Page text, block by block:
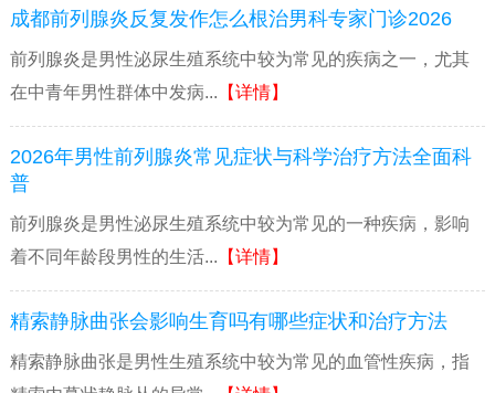
成都前列腺炎反复发作怎么根治男科专家门诊2026
前列腺炎是男性泌尿生殖系统中较为常见的疾病之一，尤其
在中青年男性群体中发病... 【详情】
2026年男性前列腺炎常见症状与科学治疗方法全面科
普
前列腺炎是男性泌尿生殖系统中较为常见的一种疾病，影响
着不同年龄段男性的生活... 【详情】
精索静脉曲张会影响生育吗有哪些症状和治疗方法
精索静脉曲张是男性生殖系统中较为常见的血管性疾病，指